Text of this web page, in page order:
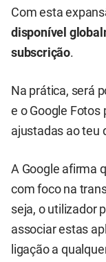
Com esta
disponível
subscrição.
Na prática, será
e o Google
ajustadas ao teu
A Google afirma
com foco na
seja, o utilizador
associar estas
ligação a